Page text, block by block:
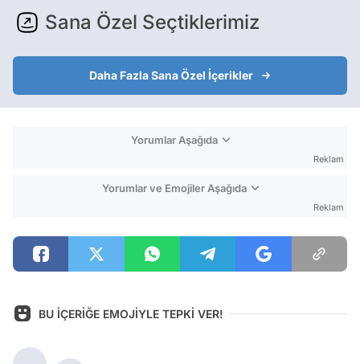
Sana Özel Seçtiklerimiz
Daha Fazla Sana Özel İçerikler
Yorumlar Aşağıda
Reklam
Yorumlar ve Emojiler Aşağıda
Reklam
BU İÇERİĞE EMOJİYLE TEPKİ VER!